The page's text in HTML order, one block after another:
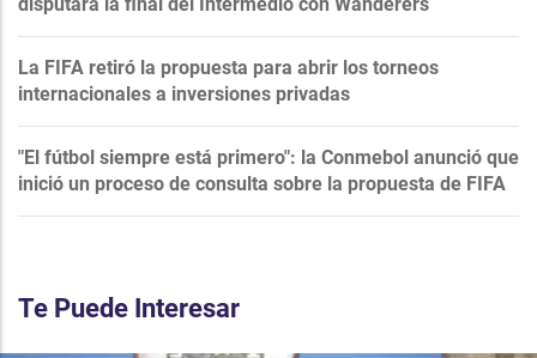
La FIFA retiró la propuesta para abrir los torneos
internacionales a inversiones privadas
"El fútbol siempre está primero": la Conmebol anunció que
inició un proceso de consulta sobre la propuesta de FIFA
Te Puede Interesar